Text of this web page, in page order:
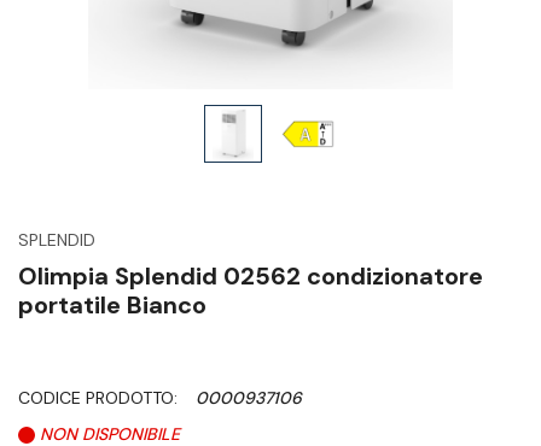
SPLENDID
Olimpia Splendid 02562 condizionatore
portatile Bianco
CODICE PRODOTTO:
0000937106
NON DISPONIBILE